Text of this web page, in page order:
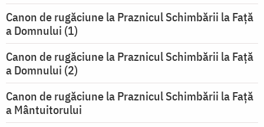
Canon de rugăciune la Praznicul Schimbării la Faţă
a Domnului (1)
Canon de rugăciune la Praznicul Schimbării la Faţă
a Domnului (2)
Canon de rugăciune la Praznicul Schimbării la Față
a Mântuitorului